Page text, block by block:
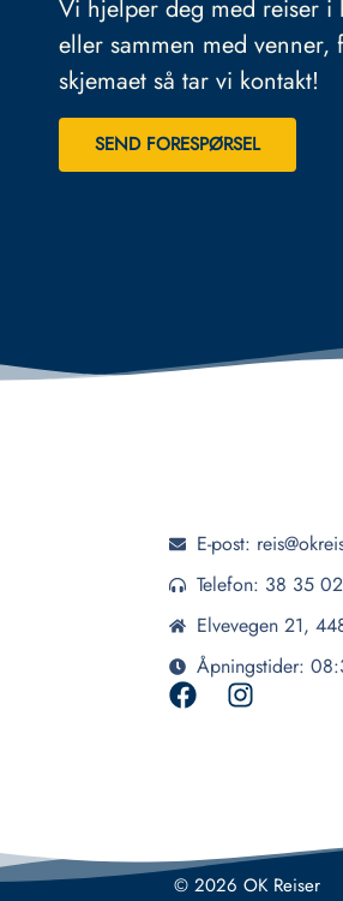
Vi hjelper deg med reiser i
eller sammen med
skjemaet så tar vi kontakt!
SEND FORESPØRSEL
E-post:
Telefon: 38 35
Elvevegen 21,
Åpningstider:
© 2026 OK Reiser